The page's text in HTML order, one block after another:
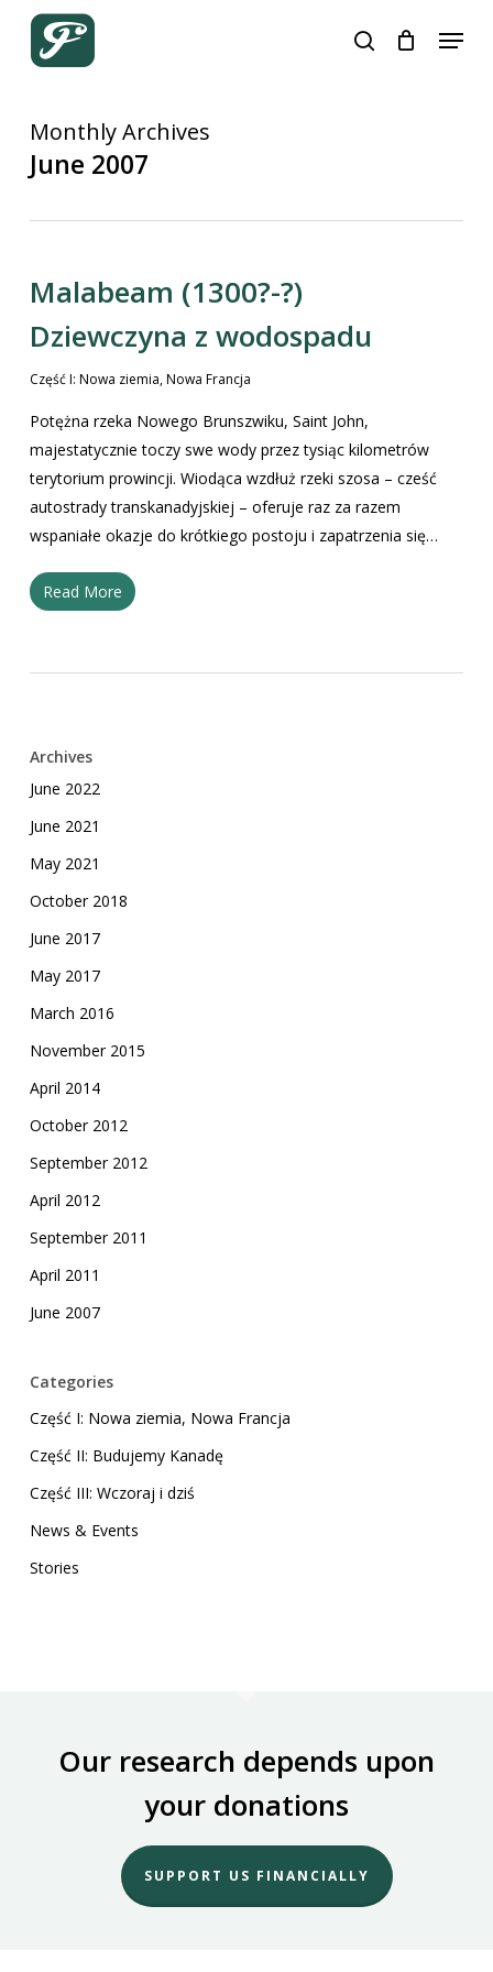
main
search
Menu
Cart
Cart
Monthly Archives
June 2007
Malabeam (1300?-?)
Dziewczyna z wodospadu
Część I: Nowa ziemia, Nowa Francja
Potężna rzeka Nowego Brunszwiku, Saint John,
majestatycznie toczy swe wody przez tysiąc kilometrów
terytorium prowincji. Wiodąca wzdłuż rzeki szosa – cześć
autostrady transkanadyjskiej – oferuje raz za razem
wspaniałe okazje do krótkiego postoju i zapatrzenia się…
Read More
Archives
June 2022
June 2021
May 2021
October 2018
June 2017
May 2017
March 2016
November 2015
April 2014
October 2012
September 2012
April 2012
September 2011
April 2011
June 2007
Categories
Część I: Nowa ziemia, Nowa Francja
Część II: Budujemy Kanadę
Część III: Wczoraj i dziś
News & Events
Stories
Our research depends upon
your donations
SUPPORT US FINANCIALLY